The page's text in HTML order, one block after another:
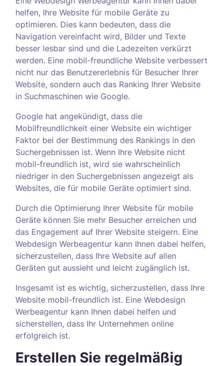
helfen, Ihre Website für mobile Geräte zu
optimieren. Dies kann bedeuten, dass die
Navigation vereinfacht wird, Bilder und Texte
besser lesbar sind und die Ladezeiten verkürzt
werden. Eine mobil-freundliche Website verbessert
nicht nur das Benutzererlebnis für Besucher Ihrer
Website, sondern auch das Ranking Ihrer Website
in Suchmaschinen wie Google.
Google hat angekündigt, dass die
Mobilfreundlichkeit einer Website ein wichtiger
Faktor bei der Bestimmung des Rankings in den
Suchergebnissen ist. Wenn Ihre Website nicht
mobil-freundlich ist, wird sie wahrscheinlich
niedriger in den Suchergebnissen angezeigt als
Websites, die für mobile Geräte optimiert sind.
Durch die Optimierung Ihrer Website für mobile
Geräte können Sie mehr Besucher erreichen und
das Engagement auf Ihrer Website steigern. Eine
Webdesign Werbeagentur kann Ihnen dabei helfen,
sicherzustellen, dass Ihre Website auf allen
Geräten gut aussieht und leicht zugänglich ist.
Insgesamt ist es wichtig, sicherzustellen, dass Ihre
Website mobil-freundlich ist. Eine Webdesign
Werbeagentur kann Ihnen dabei helfen und
sicherstellen, dass Ihr Unternehmen online
erfolgreich ist.
Erstellen Sie regelmäßig